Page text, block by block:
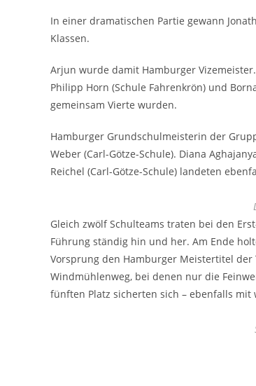
In einer dramatischen Partie gewann
Klassen.
Arjun wurde damit Hamburger
Philipp Horn (Schule Fahrenkrön) und
gemeinsam Vierte wurden.
Hamburger Grundschulmeisterin der
Weber (Carl-Götze-Schule). Diana
Reichel (Carl-Götze-Schule) landeten
Gleich zwölf Schulteams traten bei den
Führung ständig hin und her. Am Ende
Vorsprung den Hamburger Meistertitel der
Windmühlenweg, bei denen nur die
fünften Platz sicherten sich – ebenfalls mit